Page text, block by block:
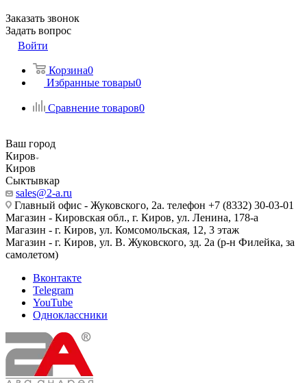
Заказать звонок
Задать вопрос
Войти
Корзина0
Избранные товары0
Сравнение товаров0
Ваш город
Киров
Киров
Сыктывкар
sales@2-a.ru
Главный офис - Жуковского, 2а. телефон +7 (8332) 30-03-01
Магазин - Кировская обл., г. Киров, ул. Ленина, 178-а
Магазин - г. Киров, ул. Комсомольская, 12, 3 этаж
Магазин - г. Киров, ул. В. Жуковского, зд. 2а (р-н Филейка, за
самолетом)
Вконтакте
Telegram
YouTube
Одноклассники